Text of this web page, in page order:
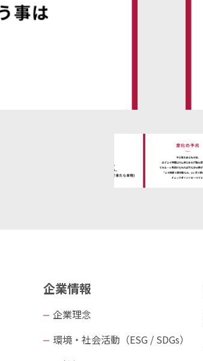
企業情報
企業理念
環境・社会活動（ESG / SDGs）